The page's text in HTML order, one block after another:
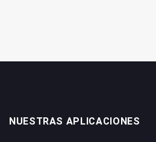
NUESTRAS APLICACIONES